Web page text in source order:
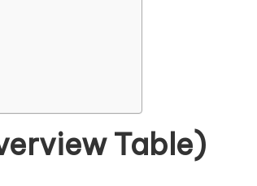
Table)